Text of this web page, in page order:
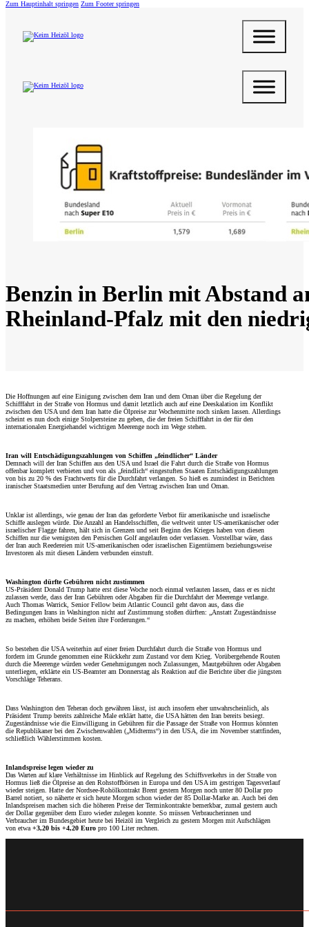
Zum Hauptinhalt springen Zum Footer springen
Benzin in Berlin mit Abstand
Rheinland-Pfalz mit den
Die Hoffnungen auf eine Einigung zwischen dem Iran und dem Oman über die Regelung der
Schifffahrt in der Straße von Hormus und damit letztlich auch auf eine Deeskalation im Konflikt
zwischen den USA und dem Iran hatte die Ölpreise zur Wochenmitte noch sinken lassen. Allerdings
scheint es nun doch einige Stolpersteine zu geben, die der freien Schifffahrt in der für den
internationalen Energiehandel wichtigen Meerenge noch im Wege stehen.
Iran will Entschädigungszahlungen von Schiffen „feindlicher“ Länder
Demnach will der Iran Schiffen aus den USA und Israel die Fahrt durch die Straße von Hormus
offenbar komplett verbieten und von als „feindlich“ eingestuften Staaten Entschädigungszahlungen
von bis zu 20 % des Frachtwerts für die Durchfahrt verlangen. So hieß es zumindest in Berichten
iranischer Staatsmedien unter Berufung auf den Vertrag zwischen Iran und Oman.
Unklar ist allerdings, wie genau der Iran das geforderte Verbot für amerikanische und israelische
Schiffe auslegen würde. Die Anzahl an Handelsschiffen, die weltweit unter US-amerikanischer oder
israelischer Flagge fahren, hält sich in Grenzen und seit Beginn des Krieges haben von diesen
Schiffen nur die wenigsten den Persischen Golf angelaufen oder verlassen. Vorstellbar wäre, dass
der Iran auch Reedereien mit US-amerikanischen oder israelischen Eigentümern beziehungsweise
Investoren als mit diesen Ländern verbunden einstuft.
Washington dürfte Gebühren nicht zustimmen
US-Präsident Donald Trump hatte erst diese Woche noch einmal verlauten lassen, dass er es nicht
zulassen werde, dass der Iran Gebühren oder Abgaben für die Durchfahrt der Meerenge verlange.
Auch Thomas Warrick, Senior Fellow beim Atlantic Council geht davon aus, dass die
Bedingungen Irans in Washington nicht auf Zustimmung stoßen dürften: „Anstatt Zugeständnisse
zu machen, erhöhen beide Seiten ihre Forderungen.“
So bestehen die USA weiterhin auf einer freien Durchfahrt durch die Straße von Hormus und
fordern im Grunde genommen eine Rückkehr zum Zustand vor dem Krieg. Vorübergehende Routen
durch die Meerenge würden weder Genehmigungen noch Zulassungen, Mautgebühren oder Abgaben
unterliegen, erklärte ein US-Beamter am Donnerstag als Reaktion auf die Berichte über die jüngsten
Vorschläge Teherans.
Dass Washington den Teheran doch gewähren lässt, ist auch insofern eher unwahrscheinlich, als
Präsident Trump bereits zahlreiche Male erklärt hatte, die USA hätten den Iran bereits besiegt.
Zugeständnisse wie die Einwilligung in Gebühren für die Passage der Straße von Hormus könnten
die Republikaner bei den Zwischenwahlen („Midterms“) in den USA, die im November stattfinden,
schließlich Wählerstimmen kosten.
Inlandspreise legen wieder zu
Das Warten auf klare Verhältnisse im Hinblick auf Regelung des Schiffsverkehrs in der Straße von
Hormus ließ die Ölpreise an den Rohstoffbörsen in Europa und den USA im gestrigen Tagesverlauf
wieder steigen. Hatte der Nordsee-Rohölkontrakt Brent gestern Morgen noch unter 80 Dollar pro
Barrel notiert, so näherte er sich heute Morgen schon wieder der 85 Dollar-Marke an. Auch bei den
Inlandspreisen machen sich die höheren Preise der Terminkontrakte bemerkbar, zumal gestern auch
der Dollar gegenüber dem Euro wieder zulegen konnte. So müssen Verbraucherinnen und
Verbraucher im Bundesgebiet heute bei Heizöl im Vergleich zu gestern Morgen mit Aufschlägen
von etwa +3,20 bis +4,20 Euro pro 100 Liter rechnen.